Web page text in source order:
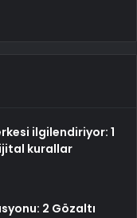
ilgilendiriyor: 1
kurallar
2 Gözaltı